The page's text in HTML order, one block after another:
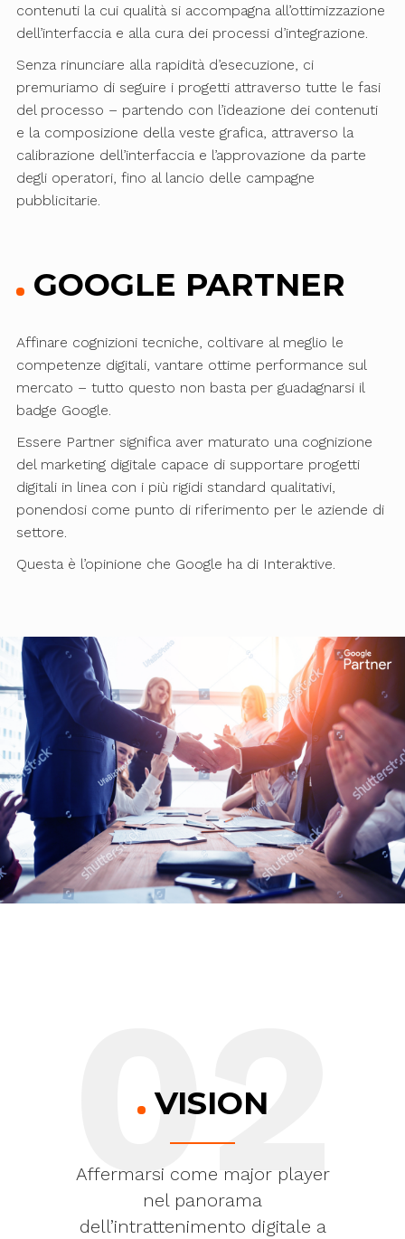
contenuti la cui qualità si accompagna all’ottimizzazione
dell’interfaccia e alla cura dei processi d’integrazione.
Senza rinunciare alla rapidità d’esecuzione, ci
premuriamo di seguire i progetti attraverso tutte le fasi
del processo – partendo con l’ideazione dei contenuti
e la composizione della veste grafica, attraverso la
calibrazione dell’interfaccia e l’approvazione da parte
degli operatori, fino al lancio delle campagne
pubblicitarie.
GOOGLE PARTNER
Affinare cognizioni tecniche, coltivare al meglio le
competenze digitali, vantare ottime performance sul
mercato – tutto questo non basta per guadagnarsi il
badge Google.
Essere Partner significa aver maturato una cognizione
del marketing digitale capace di supportare progetti
digitali in linea con i più rigidi standard qualitativi,
ponendosi come punto di riferimento per le aziende di
settore.
Questa è l’opinione che Google ha di Interaktive.
VISION
02
Affermarsi come major player
nel panorama
dell’intrattenimento digitale a